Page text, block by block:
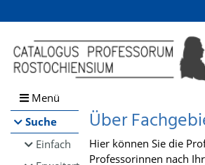
Browsen
direkt zum Inhalt
Menü
Suche
Einfach
Über
Hier können Sie die
Professorinnen nach